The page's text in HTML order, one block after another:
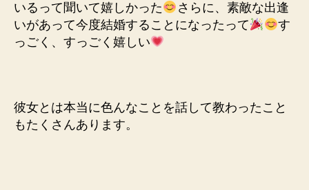
いるって聞いて嬉しかった
さらに、素敵な出逢
いがあって今度結婚することになったって
す
っごく、すっごく嬉しい
彼女とは本当に色んなことを話して教わったこと
もたくさんあります。